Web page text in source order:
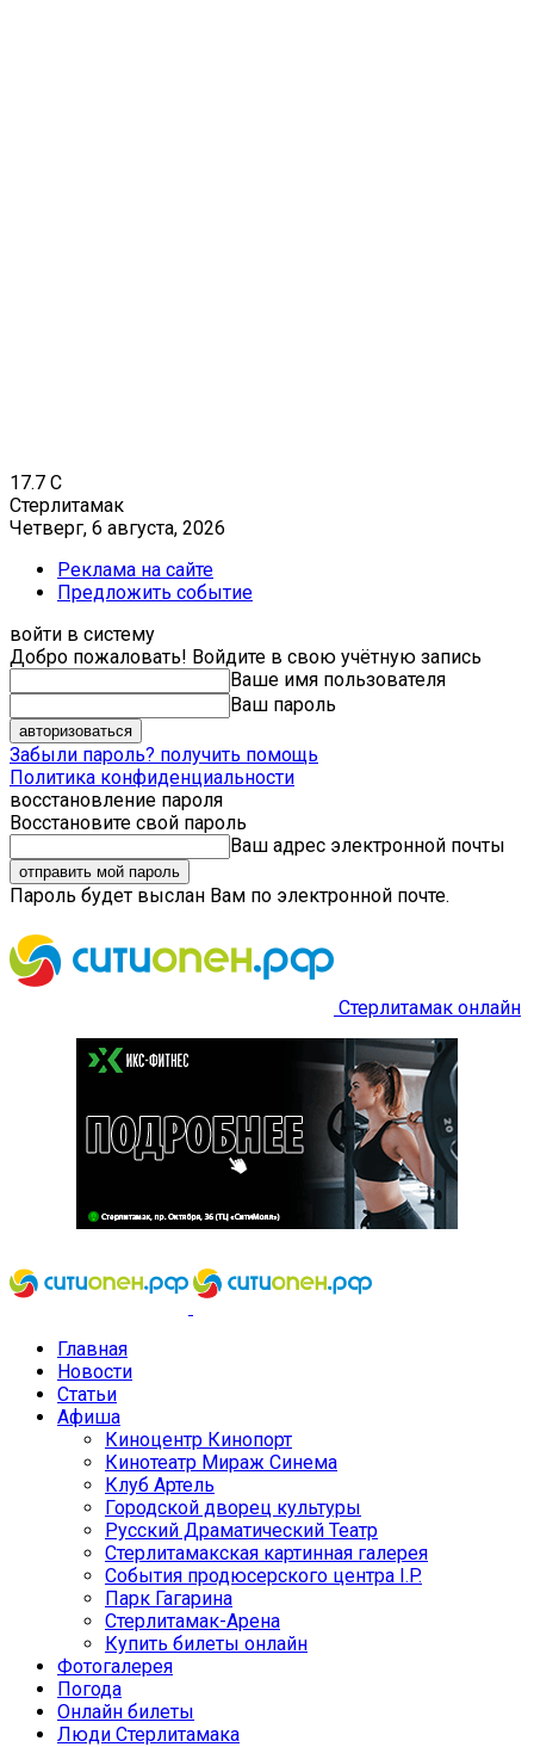
17.7 C
Стерлитамак
Четверг, 6 августа, 2026
Реклама на сайте
Предложить событие
войти в систему
Добро пожаловать! Войдите в свою учётную запись
Ваше имя пользователя
Ваш пароль
Забыли пароль? получить помощь
Политика конфиденциальности
восстановление пароля
Восстановите свой пароль
Ваш адрес электронной почты
Пароль будет выслан Вам по электронной почте.
Стерлитамак онлайн
Главная
Новости
Статьи
Афиша
Киноцентр Кинопорт
Кинотеатр Мираж Синема
Клуб Артель
Городской дворец культуры
Русский Драматический Театр
Стерлитамакская картинная галерея
События продюсерского центра I.P.
Парк Гагарина
Стерлитамак-Арена
Купить билеты онлайн
Фотогалерея
Погода
Онлайн билеты
Люди Стерлитамака